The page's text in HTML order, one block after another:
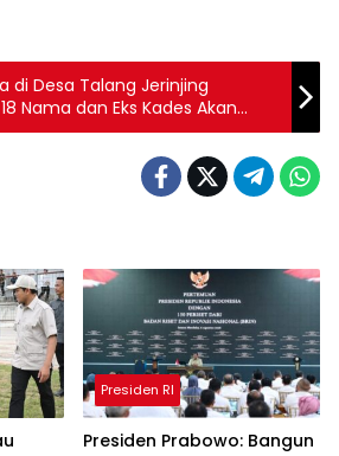
di Desa Talang Jerinjing
Nama dan Eks Kades Akan
Polda Riau, Eks Bupati Inhu
Presiden RI
Presiden Prabowo: Bangun